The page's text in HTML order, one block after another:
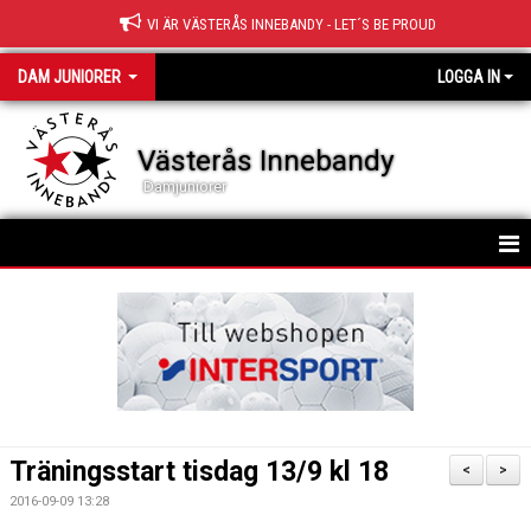
VI ÄR VÄSTERÅS INNEBANDY - LET´S BE PROUD
DAM JUNIORER LOGGA IN
Västerås Innebandy
Damjuniorer
MATCHER
>
<
Träningsstart tisdag 13/9 kl 18
2016-09-09 13:28